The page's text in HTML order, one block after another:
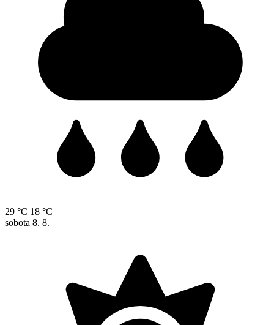
29 °C 18 °C
sobota 8. 8.